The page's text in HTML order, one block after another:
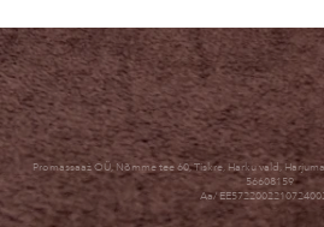
Promassaaž OÜ, Nõmme tee 60, Tiskre, Harku vald,
56608159
Aa/